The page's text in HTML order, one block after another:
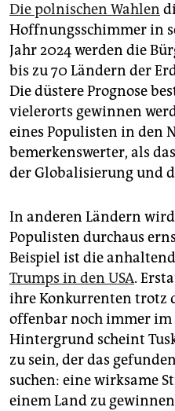
Die polnischen Wahlen
Hoffnungsschimmer in
Jahr 2024 werden die
bis zu 70 Ländern der
Die düstere Prognose
vielerorts gewinnen
eines Populisten in den
bemerkenswerter, als
der Globalisierung und
In anderen Ländern
Populisten durchaus
Beispiel ist die
Trumps in den USA.
ihre Konkurrenten trotz
offenbar noch immer im
Hintergrund scheint
zu sein, der das
suchen: eine wirksame
einem Land zu